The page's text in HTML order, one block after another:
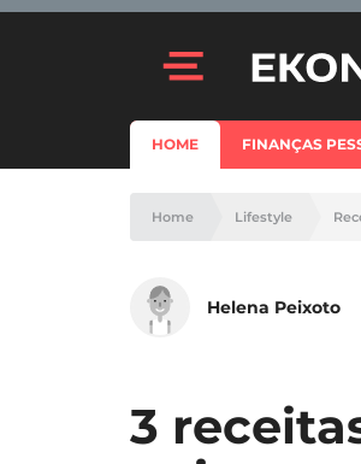
HOME FINANÇAS
Home Lifestyle
Helena Peixoto
3